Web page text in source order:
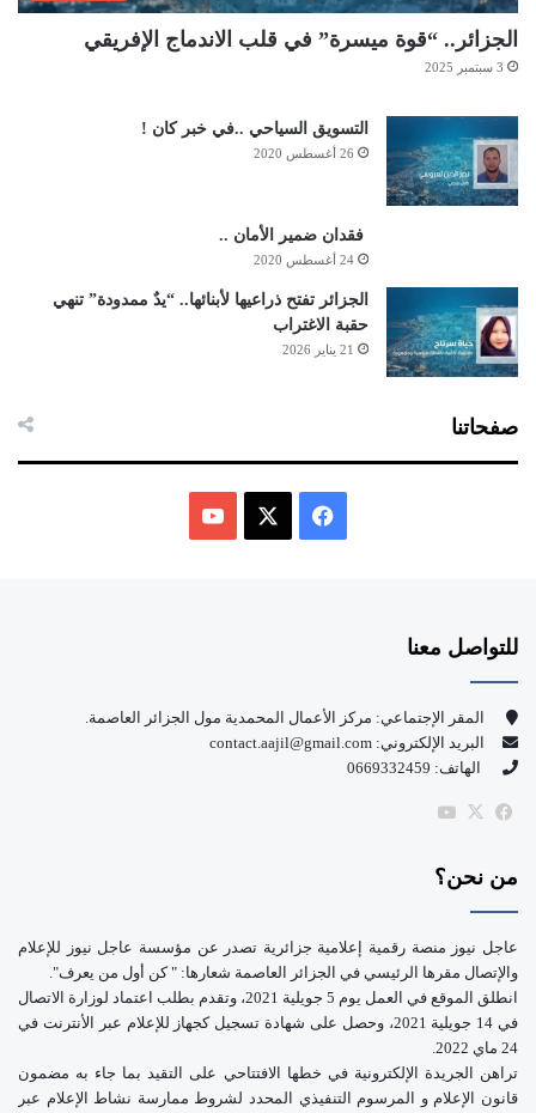
الجزائر.. “قوة ميسرة” في قلب الاندماج الإفريقي
3 سبتمبر 2025
التسويق السياحي ..في خبر كان !
26 أغسطس 2020
فقدان ضمير الأمان ..
24 أغسطس 2020
الجزائر تفتح ذراعيها لأبنائها.. “يدٌ ممدودة” تنهي
حقبة الاغتراب
21 يناير 2026
صفحاتنا
و
ك
للتواصل معنا
المقر الإجتماعي: مركز الأعمال المحمدية مول الجزائر العاصمة.
البريد الإلكتروني: contact.aajil@gmail.com
الهاتف: 0669332459
فيسبوك
‫X
من نحن؟
عاجل نيوز منصة رقمية إعلامية جزائرية تصدر عن مؤسسة عاجل نيوز للإعلام
والإتصال مقرها الرئيسي في الجزائر العاصمة شعارها: " كن أول من يعرف".
انطلق الموقع في العمل يوم 5 جويلية 2021، وتقدم بطلب اعتماد لوزارة الاتصال
في 14 جويلية 2021، وحصل على شهادة تسجيل كجهاز للإعلام عبر الأنترنت في
24 ماي 2022.
تراهن الجريدة الإلكترونية في خطها الافتتاحي على التقيد بما جاء به مضمون
قانون الإعلام و المرسوم التنفيذي المحدد لشروط ممارسة نشاط الإعلام عبر